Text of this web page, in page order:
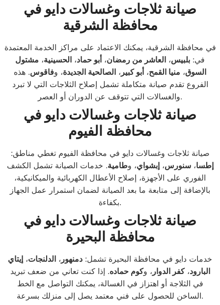
صيانة ثلاجات وغسالات دايو في
محافظة الشرقية
في محافظة الشرقية، يمكنك الاعتماد على مراكز الخدمة المعتمدة
في: بلبيس، العاشر من رمضان، أبو حماد، الحسينية، مشتول
السوق، منيا القمح، أبو كبير ، الصالحية الجديدة، وفاقوس. هذه
الفروع تقدم صيانة متكاملة تشمل إصلاح الثلاجات التي لا تبرد
والغسالات التي تتوقف عن الدوران أو العصر.
صيانة ثلاجات وغسالات دايو في
محافظة الفيوم
صيانة ثلاجات وغسالات دايو في محافظة الفيوم تغطي مناطق:
إطسا،سنورس،إبشواي، وطامية. خدمات الصيانة تشمل الكشف
الفوري على الأجهزة، إصلاح الأعطال الكهربائية والميكانيكية،
بالإضافة إلى متابعة ما بعد الصيانة لضمان استمرار عمل الجهاز
بكفاءة.
صيانة ثلاجات وغسالات دايو في
محافظة البحيرة
خدمات دايو في محافظة البحيرة تشمل: دمنهور ، الدلنجات، إيتاي
البارود،كفر الدوار ، وكوم حماده. إذا كنت تعاني من ضعف تبريد
في الثلاجة أو اهتزاز في الغسالة، يمكنك التواصل مع الخط
الساخن للحصول على فني معتمد يصل إلى منزلك بسرعة.